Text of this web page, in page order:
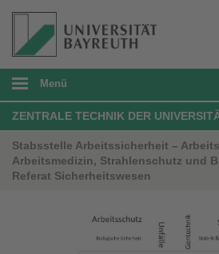
Menü
ZENTRALE TECHNIK DER
Stabsstelle Arbeitssicherheit –
Arbeitsmedizin, Strahlenschutz und
Referat Sicherheitswesen